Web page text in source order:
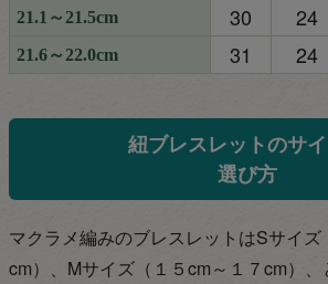
21.1～21.5cm 30 24
21.6～22.0cm 31 24
紐ブレスレットのサ
選び方
マクラメ編みのブレスレットはSサイズ
cm）、Mサイズ（１５cm～１７cm）、